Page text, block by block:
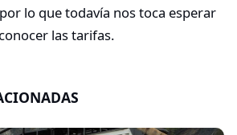
lo que todavía nos toca esperar
las tarifas.